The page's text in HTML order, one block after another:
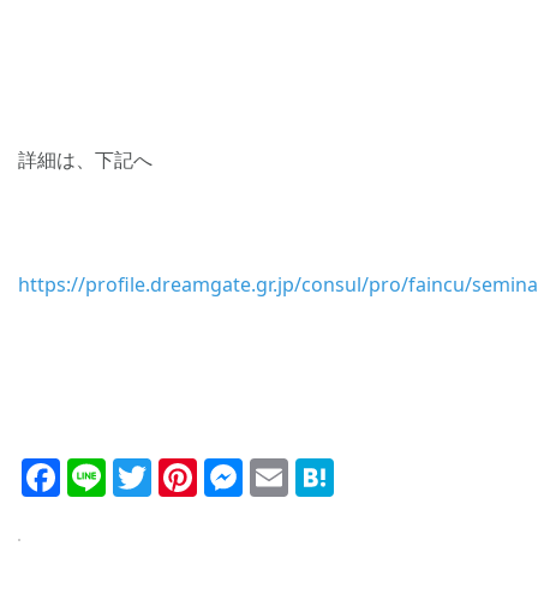
詳細は、下記へ
https://profile.dreamgate.gr.jp/consul/pro/faincu/
Facebook
LineTwitter
Pinterest
Messenger
Email